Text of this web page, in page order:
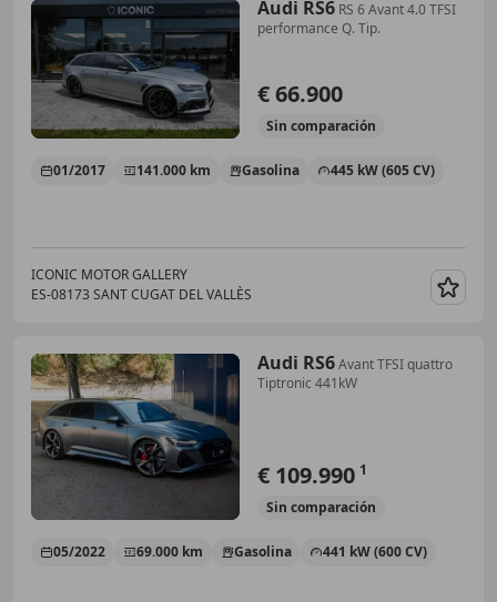
Audi RS6 RS 6 Avant 4.0 TFSI
performance Q. Tip.
€ 66.900
Sin comparación
01/2017 141.000 km Gasolina 445 kW (605 CV)
ICONIC MOTOR GALLERY
ES-08173 SANT CUGAT DEL VALLÈS
Audi RS6Avant TFSI quattro
Tiptronic 441kW
€ 109.990 1
Sin comparación
05/2022 69.000 km Gasolina 441 kW (600 CV)